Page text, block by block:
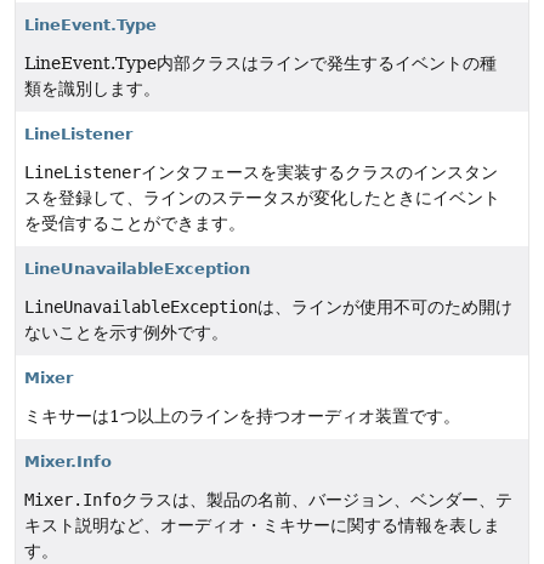
LineEvent.Type
LineEvent.Type内部クラスはラインで発生するイベントの種
類を識別します。
LineListener
LineListenerインタフェースを実装するクラスのインスタン
スを登録して、ラインのステータスが変化したときにイベント
を受信することができます。
LineUnavailableException
LineUnavailableExceptionは、ラインが使用不可のため開け
ないことを示す例外です。
Mixer
ミキサーは1つ以上のラインを持つオーディオ装置です。
Mixer.Info
Mixer.Infoクラスは、製品の名前、バージョン、ベンダー、テ
キスト説明など、オーディオ・ミキサーに関する情報を表しま
す。